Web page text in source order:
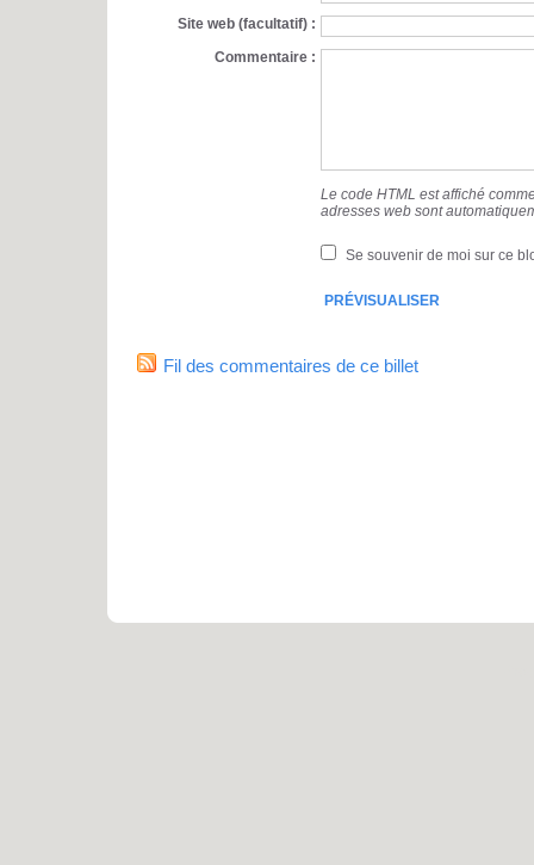
Site web (facultatif) :
Commentaire :
Le code HTML est affiché
adresses web sont
Se souvenir de moi sur ce
Fil des commentaires de ce billet